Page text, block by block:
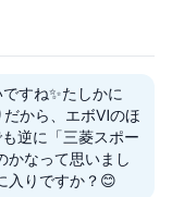
すね✨たしかに
から、エボⅥのほ
逆に「三菱スポー
かなって思いまし
入りですか？😊